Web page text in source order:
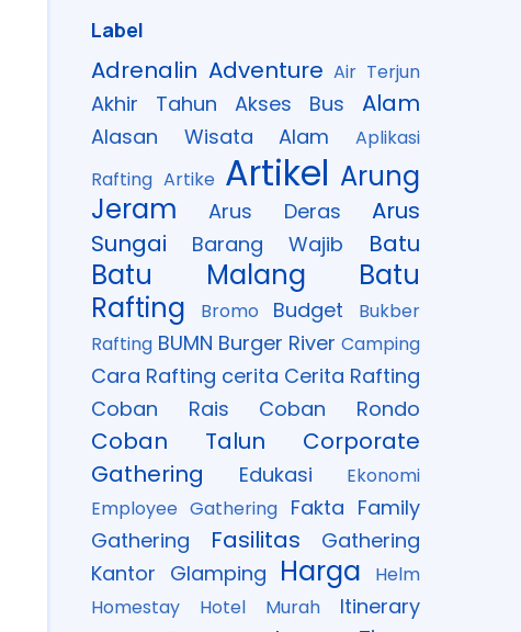
Label
Adrenalin Adventure Air Terjun
Akhir Tahun Akses Bus Alam
Alasan Wisata Alam
Aplikasi
Rafting Artike Artikel Arung
Jeram
Arus Deras
Arus
Sungai
Barang Wajib Batu
Batu Malang
Batu
Rafting
Bromo Budget
Bukber
Rafting BUMN Burger River Camping
Cara Rafting cerita Cerita Rafting
Coban Rais
Coban Rondo
Coban Talun
Corporate
Gathering
Edukasi
Ekonomi
Employee Gathering Fakta Family
Gathering
Fasilitas
Gathering
Kantor Glamping Harga
Helm
Homestay
Hotel Murah
Itinerary